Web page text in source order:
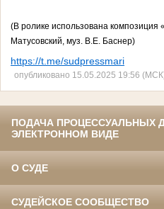
(В ролике использована
Матусовский, муз. В.Е. Баснер)
https://t.me/sudpressmari
опубликовано 15.05.2025 19:56
ПОДАЧА ПРОЦЕССУАЛЬНЫХ
ЭЛЕКТРОННОМ ВИДЕ
О СУДЕ
СУДЕЙСКОЕ СООБЩЕСТВО